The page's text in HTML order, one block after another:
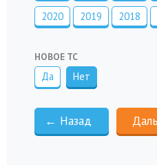
2020 2019 2018
НОВОЕ ТС
Да Нет